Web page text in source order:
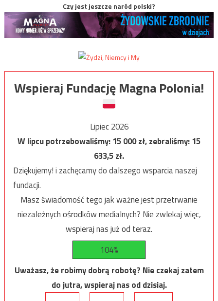
Czy jest jeszcze naród polski?
Wspieraj Fundację Magna Polonia!
Lipiec 2026
W lipcu potrzebowaliśmy:15 000zł, zebraliśmy:15
633,5zł.
Dziękujemy! i zachęcamy do dalszego wsparcia naszej
fundacji.
Masz świadomość tego jak ważne jest przetrwanie
niezależnych ośrodków medialnych? Nie zwlekaj więc,
wspieraj nas już od teraz.
104%
Uważasz, że robimy dobrą robotę? Nie czekaj zatem
do jutra, wspieraj nas od dzisiaj.